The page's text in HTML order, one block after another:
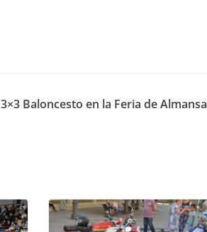
3×3 Baloncesto en la Feria de Almansa